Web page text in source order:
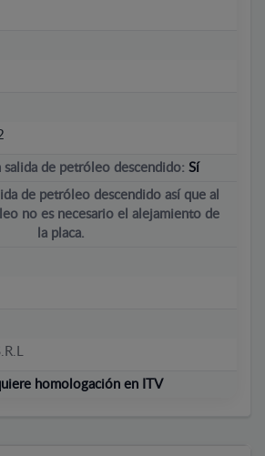
salida de petróleo descendido: Sí
de petróleo descendido así que al
no es necesario el alejamiento de
la placa.
homologación en ITV